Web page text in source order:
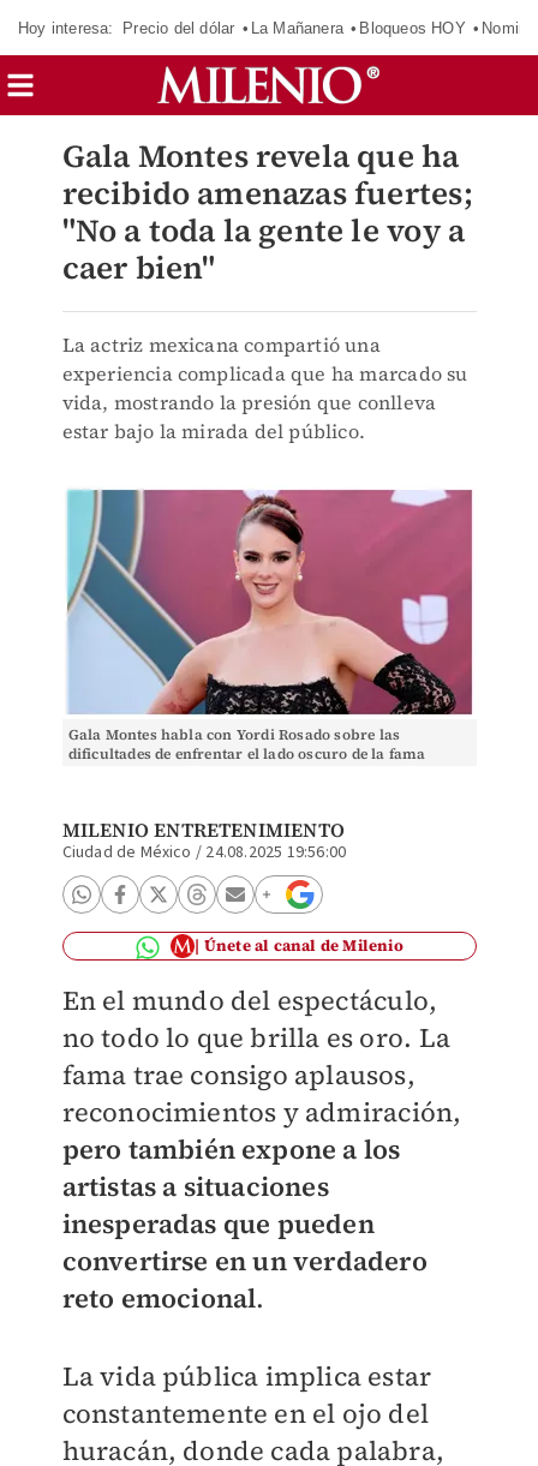
Hoy interesa: Precio del dólar La Mañanera Bloqueos HOY
Gala Montes revela que ha
recibido amenazas fuertes;
"No a toda la gente le voy a
caer bien"
La actriz mexicana compartió una
experiencia complicada que ha marcado su
vida, mostrando la presión que conlleva
estar bajo la mirada del público.
Gala Montes habla con Yordi Rosado sobre las
dificultades de enfrentar el lado oscuro de la fama
MILENIO ENTRETENIMIENTO
Ciudad de México / 24.08.2025 19:56:00
Únete al canal de Milenio
En el mundo del espectáculo,
no todo lo que brilla es oro. La
fama trae consigo aplausos,
reconocimientos y admiración,
pero también expone a los
artistas a situaciones
inesperadas que pueden
convertirse en un verdadero
reto emocional.
La vida pública implica estar
constantemente en el ojo del
huracán, donde cada palabra,